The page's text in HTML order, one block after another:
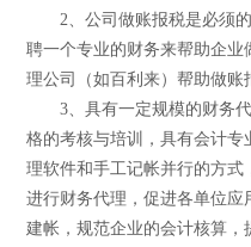
2、公司做账报税是必须的
聘一个专业的财务来帮助企
理公司（如百利来）帮助做账
3、具有一定规模的财务代
格的考核与培训，具有会计
理软件和手工记帐并行的方
进行财务代理，促进各单位
建帐，规范企业的会计核算，